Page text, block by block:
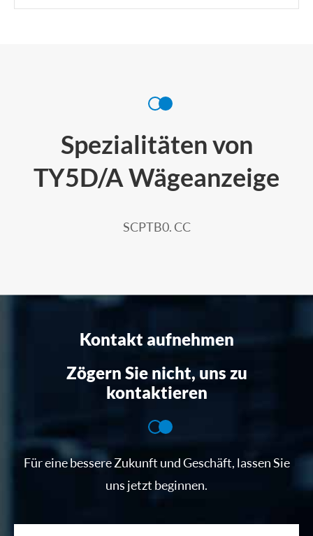
Spezialitäten von
TY5D/A Wägeanzeige
SCPTB0. CC
Kontakt aufnehmen
Zögern Sie nicht, uns zu
kontaktieren
Für eine bessere Zukunft und Geschäft, lassen Sie
uns jetzt beginnen.